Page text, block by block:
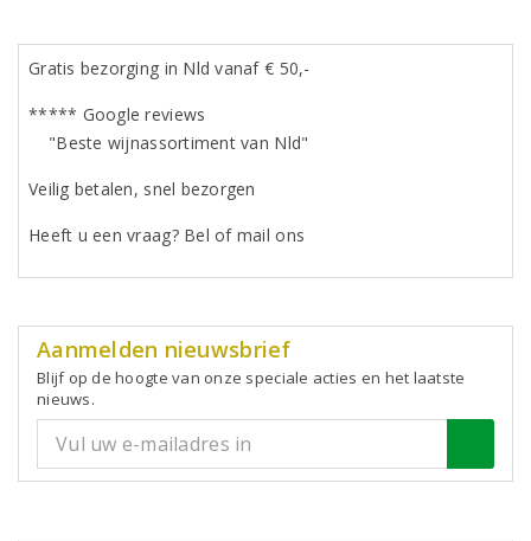
Gratis bezorging in Nld vanaf € 50,-
***** Google reviews
"Beste wijnassortiment van Nld"
Veilig betalen, snel bezorgen
Heeft u een vraag? Bel of mail ons
Aanmelden nieuwsbrief
Blijf op de hoogte van onze speciale acties en het laatste
nieuws.